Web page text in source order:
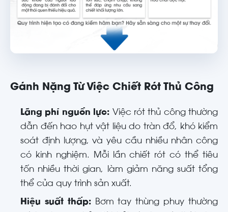
Gánh Nặng Từ Việc Chiết Rót Thủ Công
Lãng phí nguồn lực: Việc rót thủ công thường
dẫn đến hao hụt vật liệu do tràn đổ, khó kiểm
soát định lượng, và yêu cầu nhiều nhân công
có kinh nghiệm. Mỗi lần chiết rót có thể tiêu
tốn nhiều thời gian, làm giảm năng suất tổng
thể của quy trình sản xuất.
Hiệu suất thấp:Bơm tay thùng phuy thường